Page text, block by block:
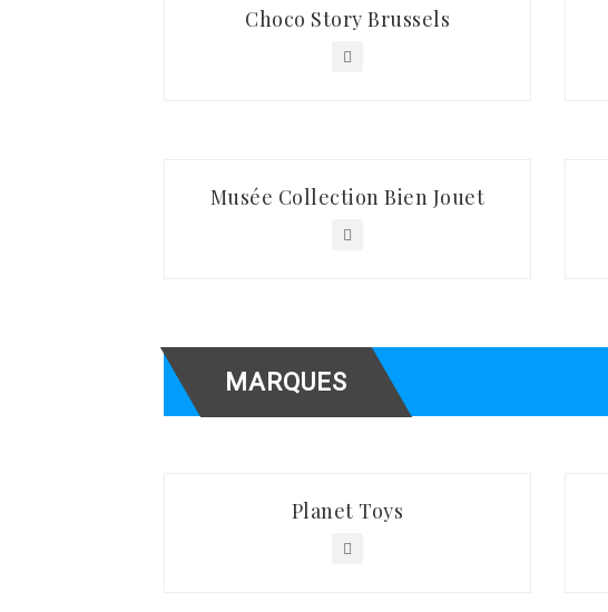
Choco Story Brussels
Musée Collection Bien Jouet
MARQUES
Planet Toys